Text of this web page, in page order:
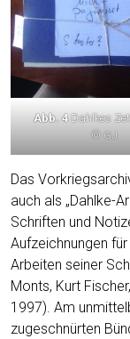
Abb. 4Dah­l­kes
© GJ
Das
auch als „Dah­l­ke-
Schrif­ten und
Auf­zeich­nun­gen
Arbei­ten sei­ner
Monts, Kurt
1997). Am
zuge­schnür­ten